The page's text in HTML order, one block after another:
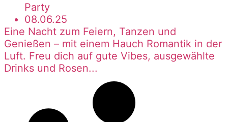
Party
08.06.25
Eine Nacht zum Feiern, Tanzen und
Genießen – mit einem Hauch Romantik in der
Luft. Freu dich auf gute Vibes, ausgewählte
Drinks und Rosen...